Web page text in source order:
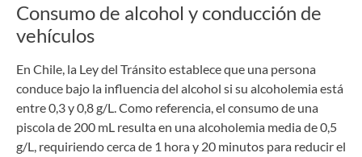
Consumo de alcohol y conducción de
vehículos
En Chile, la Ley del Tránsito establece que una persona
conduce bajo la influencia del alcohol si su alcoholemia está
entre 0,3 y 0,8 g/L. Como referencia, el consumo de una
piscola de 200 mL resulta en una alcoholemia media de 0,5
g/L, requiriendo cerca de 1 hora y 20 minutos para reducir el